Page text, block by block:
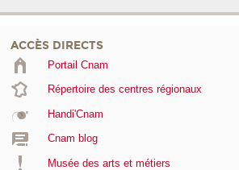
ACCÈS DIRECTS
Portail Cnam
Répertoire des centres régionaux
Handi'Cnam
Cnam blog
Musée des arts et métiers